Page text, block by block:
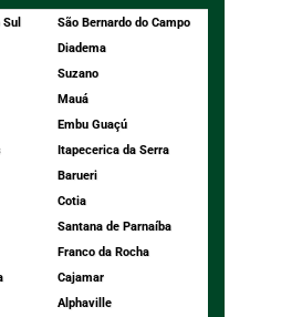
São Bernardo do Campo
Diadema
Suzano
Mauá
Embu Guaçú
Itapecerica da Serra
Barueri
Cotia
Santana de Parnaíba
Franco da Rocha
Cajamar
Alphaville